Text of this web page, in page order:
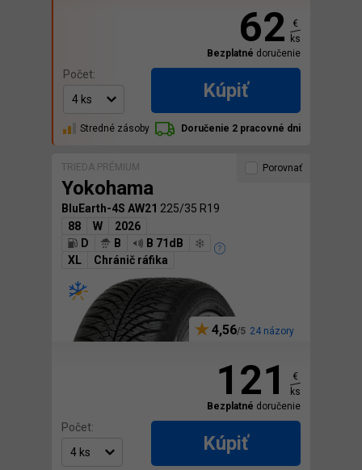
62
€
ks
Bezplatné doručenie
Počet:
Kúpiť
Stredné zásoby Doručenie 2 pracovné dni
TRIEDA PRÉMIUM
Yokohama
BluEarth-4S AW21 225/35 R19
88
W
2026
D
B
B 71dB
XL
Chránič ráfika
4,56 24 názory
Porovnať
121
€
ks
Bezplatné doručenie
Počet:
Kúpiť